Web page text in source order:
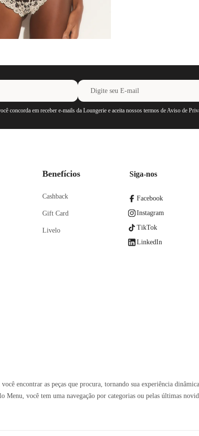
concorda em receber e-mails da Loungerie e aceita nossos termos de Aviso de
Benefícios
Cashback
Gift Card
Livelo
Siga-nos
Facebook
Instagram
TikTok
LinkedIn
encontrar as peças que procura, tornando sua experiência
você tem uma navegação por categorias ou pelas últimas